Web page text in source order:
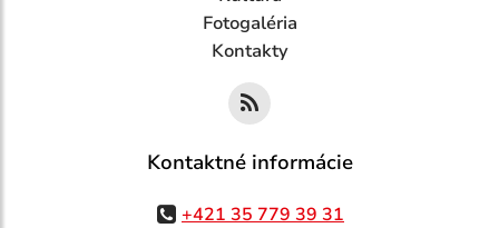
Fotogaléria
Kontakty
Kontaktné informácie
+421 35 779 39 31